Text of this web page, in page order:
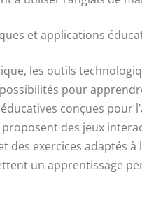
et applications
les outils
pour
conçues pour
des jeux
des exercices adaptés à
un apprentissage